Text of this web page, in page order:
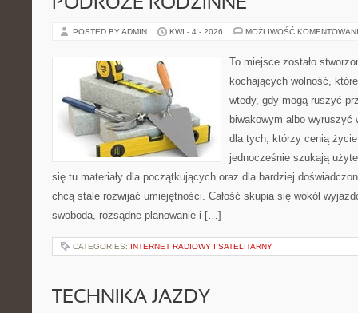
PODRÓŻE RODZINNE
POSTED BY ADMIN KWI - 4 - 2026 MOŻLIWOŚĆ
To miejsce zostało
kochających wolność,
wtedy, gdy mogą ruszyć
biwakowym albo wyruszyć
dla tych, którzy cenią
jednocześnie szukają
się tu materiały dla początkujących oraz dla bardziej
chcą stale rozwijać umiejętności. Całość skupia się wokół
swoboda, rozsądne planowanie i […]
CATEGORIES: INTERNET RADIOWY I SATELITARNY
TECHNIKA JAZDY